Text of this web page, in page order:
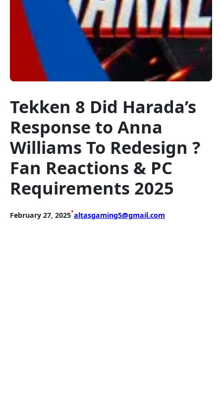
Tekken 8 Did Harada’s
Response to Anna
Williams To Redesign ?
Fan Reactions & PC
Requirements 2025
February 27, 2025•altasgaming5@gmail.com